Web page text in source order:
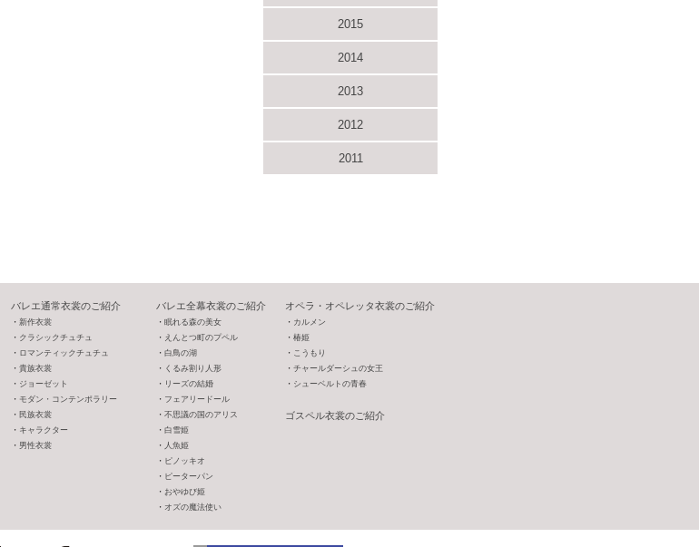
2015
2014
2013
2012
2011
バレエ通常衣裳のご紹介
新作衣裳
クラシックチュチュ
ロマンティックチュチュ
貴族衣裳
ジョーゼット
モダン・コンテンポラリー
民族衣裳
キャラクター
男性衣裳
バレエ全幕衣裳のご紹介
眠れる森の美女
えんとつ町のプペル
白鳥の湖
くるみ割り人形
リーズの結婚
フェアリードール
不思議の国のアリス
白雪姫
人魚姫
ピノッキオ
ピーターパン
おやゆび姫
オズの魔法使い
オペラ・オペレッタ衣裳のご紹介
カルメン
椿姫
こうもり
チャールダーシュの女王
シューベルトの青春
ゴスペル衣裳のご紹介